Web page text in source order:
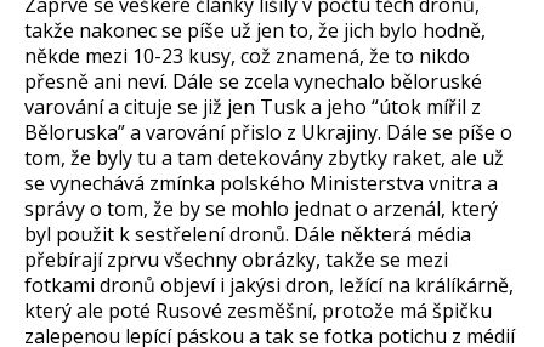
takže nakonec se píše už jen to, že jich bylo hodně,
někde mezi 10-23 kusy, což znamená, že to nikdo
přesně ani neví. Dále se zcela vynechalo běloruské
varování a cituje se již jen Tusk a jeho “útok mířil z
Běloruska” a varování přislo z Ukrajiny. Dále se píše o
tom, že byly tu a tam detekovány zbytky raket, ale už
se vynechává zmínka polského Ministerstva vnitra a
správy o tom, že by se mohlo jednat o arzenál, který
byl použit k sestřelení dronů. Dále některá média
přebírají zprvu všechny obrázky, takže se mezi
fotkami dronů objeví i jakýsi dron, ležící na králíkárně,
který ale poté Rusové zesměšní, protože má špičku
zalepenou lepící páskou a tak se fotka potichu z médií